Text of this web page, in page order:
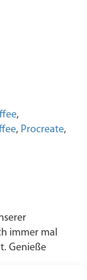
,
, Procreate,
immer mal
Genieße